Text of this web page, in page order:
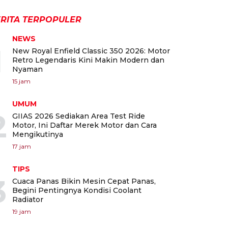
TERPOPULER
NEWS
New Royal Enfield Classic 350 2026: Motor
Retro Legendaris Kini Makin Modern dan
Nyaman
15 jam
UMUM
GIIAS 2026 Sediakan Area Test Ride
Motor, Ini Daftar Merek Motor dan Cara
Mengikutinya
17 jam
TIPS
Cuaca Panas Bikin Mesin Cepat Panas,
Begini Pentingnya Kondisi Coolant
Radiator
19 jam